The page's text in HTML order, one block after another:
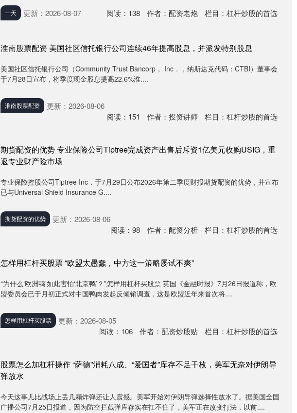
一天 更新：2026-08-07 阅读： 138 作者： 配资老炮 栏目： 杠杆炒股的首选
淮南股票配资 美国社区信托银行公司连续46年提高股息，并派发特别股息
美国社区信托银行公司（Community Trust Bancorp， Inc．，纳斯达克代码：CTBI）董事会
于7月28日宣布，将季度现金股息提高22.6%淮....
淮南股票配资
更新：2026-08-06
阅读： 151 作者： 投资讲师 栏目： 杠杆炒股的首选
期货配资的优势 专业保险公司Tiptree完成资产出售后斥资1亿美元收购USIG，重
返专业财产险市场
专业保险控股公司Tiptree Inc．于7月29日公布2026年第二季度财报期货配资的优势，并宣布
已与Universal Shield Insurance G....
期货配资的优势
更新：2026-08-06
阅读： 98 作者： 配资分析 栏目： 杠杆炒股的首选
怎样用杠杆买股票 “欧盟太愚蠢，中方这一策略屡试不爽”
“为什么‘欧洲鸭’如此害怕‘北京鸭’？”怎样用杠杆买股票 英国《金融时报》7月26日报道称，欧
盟委员会已于月初正式对中国鸭肉发起反倾销调查，这是欧盟近年来首次将....
怎样用杠杆买股票
更新：2026-08-05
阅读： 106 作者： 配资炒股贴 栏目： 杠杆炒股的首选
股票怎么加杠杆操作 “萨德”消耗八成、“爱国者”库存不足千枚，美军无奈对伊朗导
弹放水
今天这事儿比战场上丢几颗炸弹还让人震撼。美军开始对伊朗导弹选择性放水了。据美国全国
广播公司7月25日报道，因为防空拦截弹库存实在扛不住了，美军正在改变打法，以前....